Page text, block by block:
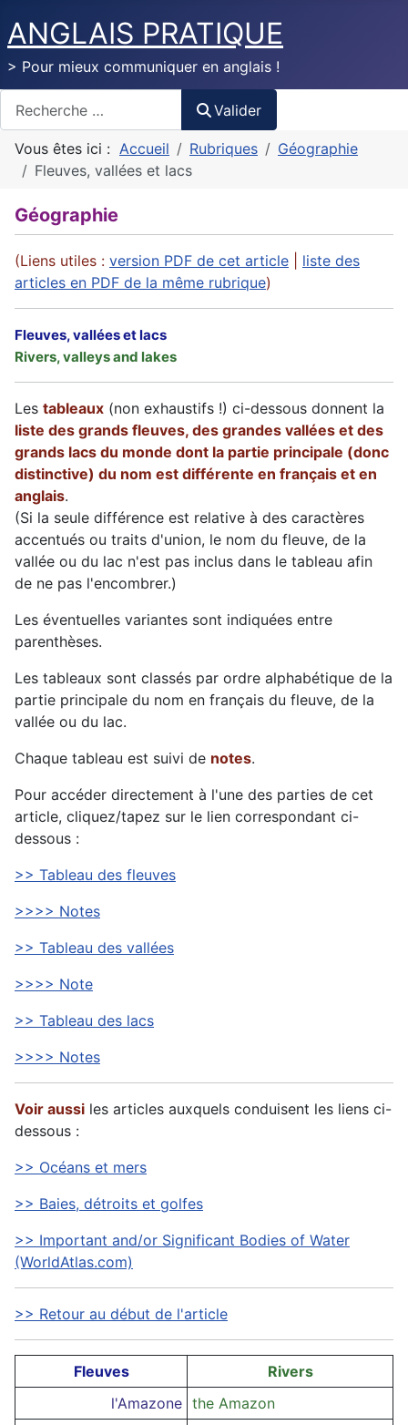
ANGLAIS PRATIQUE
> Pour mieux communiquer en anglais !
Valider
Vous êtes ici : Accueil Rubriques
Géographie
Fleuves, vallées et lacs
Géographie
(Liens utiles : version PDF de cet article
liste des
articles en PDF de la même rubrique)
Fleuves, vallées et lacs
Rivers, valleys and lakes
Les tableaux (non exhaustifs !) ci-dessous donnent la
liste des grands fleuves, des grandes vallées et des
grands lacs du monde dont la partie principale (donc
distinctive) du nom est différente en français et en
anglais.
(Si la seule différence est relative à des caractères
accentués ou traits d'union, le nom du fleuve, de la
vallée ou du lac n'est pas inclus dans le tableau afin
de ne pas l'encombrer.)
Les éventuelles variantes sont indiquées entre
parenthèses.
Les tableaux sont classés par ordre alphabétique de la
partie principale du nom en français du fleuve, de la
vallée ou du lac.
Chaque tableau est suivi de notes.
Pour accéder directement à l'une des parties de cet
article, cliquez/tapez sur le lien correspondant ci-
dessous :
>> Tableau des fleuves
>>>> Notes
>> Tableau des vallées
>>>> Note
>> Tableau des lacs
>>>> Notes
Voir aussi les articles auxquels conduisent les liens ci-
dessous :
>> Océans et mers
>> Baies, détroits et golfes
>> Important and/or Significant Bodies of Water
(WorldAtlas.com)
>> Retour au début de l'article
Fleuves
Rivers
l'Amazone the Amazon